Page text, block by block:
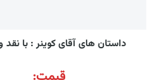
داستان های آقای کوینر : با نقد